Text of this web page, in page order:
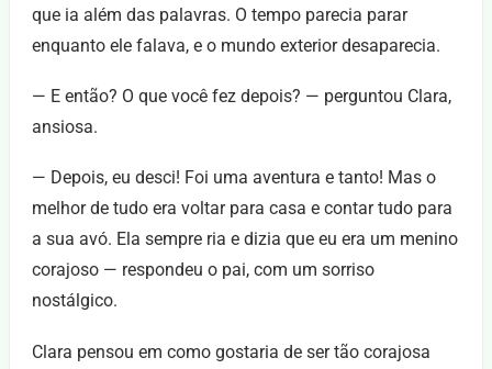
que ia além das palavras. O tempo parecia parar
enquanto ele falava, e o mundo exterior desaparecia.
— E então? O que você fez depois? — perguntou Clara,
ansiosa.
— Depois, eu desci! Foi uma aventura e tanto! Mas o
melhor de tudo era voltar para casa e contar tudo para
a sua avó. Ela sempre ria e dizia que eu era um menino
corajoso — respondeu o pai, com um sorriso
nostálgico.
Clara pensou em como gostaria de ser tão corajosa